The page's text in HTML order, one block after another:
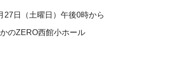
日（土曜日）午後0時から
のZERO西館小ホール